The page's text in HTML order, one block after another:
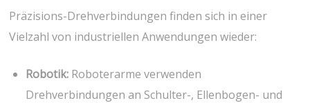
Präzisions-Drehverbindungen finden sich in einer
Vielzahl von industriellen Anwendungen wieder:
Robotik: Roboterarme verwenden
Drehverbindungen an Schulter-, Ellenbogen- und